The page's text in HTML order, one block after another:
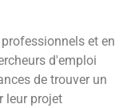
et en
d'emploi
de trouver un
leur projet